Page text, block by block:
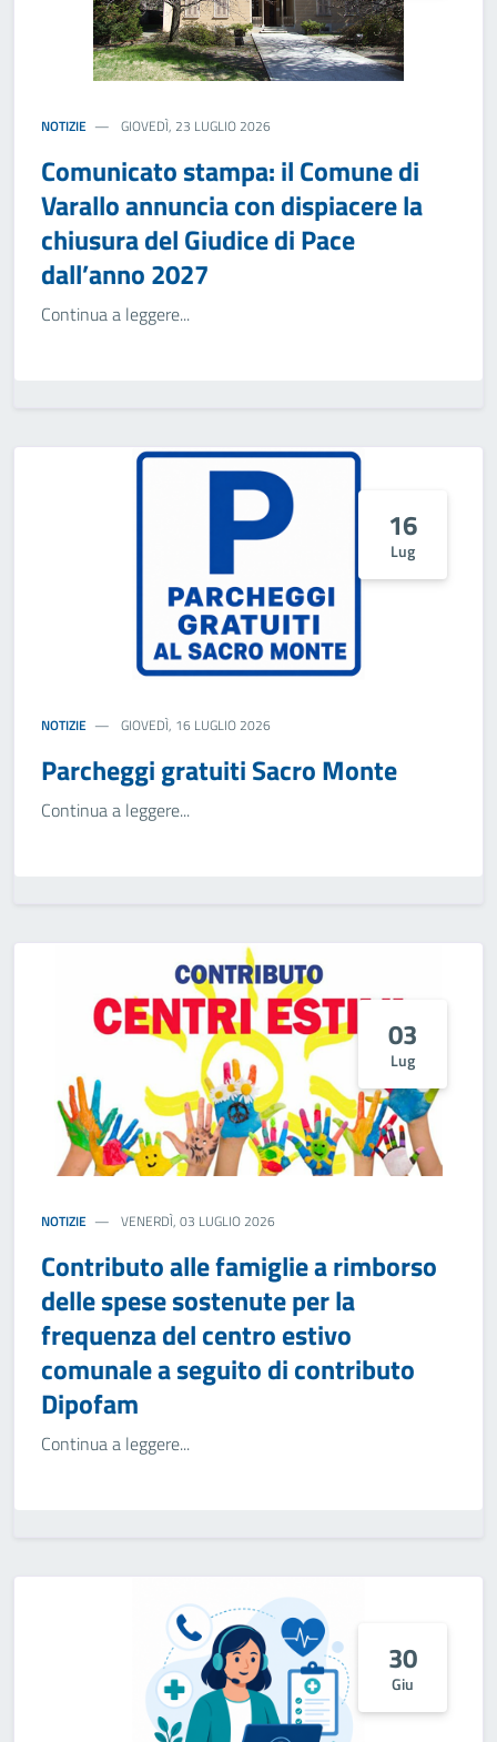
NOTIZIE GIOVEDÌ, 23 LUGLIO 2026
Comunicato stampa: il Comune di
Varallo annuncia con dispiacere la
chiusura del Giudice di Pace
dall’anno 2027
Continua a leggere...
16
Lug
NOTIZIE GIOVEDÌ, 16 LUGLIO 2026
Parcheggi gratuiti Sacro Monte
Continua a leggere...
03
Lug
NOTIZIE VENERDÌ, 03 LUGLIO 2026
Contributo alle famiglie a rimborso
delle spese sostenute per la
frequenza del centro estivo
comunale a seguito di contributo
Dipofam
Continua a leggere...
30
Giu